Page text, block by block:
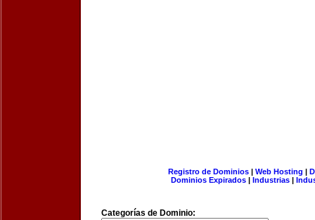
Registro de Dominios| Web Hosting |
Dominios Expirados | Industrias |
Categorías de Dominio: